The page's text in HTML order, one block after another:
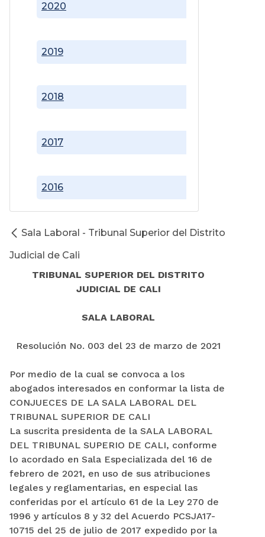
2016
2017
2018
2019
2020
Sala Laboral - Tribunal Superior del Distrito
Judicial de Cali
TRIBUNAL SUPERIOR DEL DISTRITO
JUDICIAL DE CALI
SALA LABORAL
Resolución No. 003 del 23 de marzo de 2021
Por medio de la cual se convoca a los
abogados interesados en conformar la lista de
CONJUECES DE LA SALA LABORAL DEL
TRIBUNAL SUPERIOR DE CALI
La suscrita presidenta de la SALA LABORAL
DEL TRIBUNAL SUPERIO DE CALI, conforme
lo acordado en Sala Especializada del 16 de
febrero de 2021, en uso de sus atribuciones
legales y reglamentarias, en especial las
conferidas por el artículo 61 de la Ley 270 de
1996 y artículos 8 y 32 del Acuerdo PCSJA17-
10715 del 25 de julio de 2017 expedido por la